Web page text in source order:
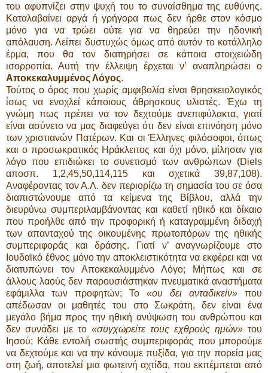
του αφυπνίζει στην ψυχή του το συναίσθημα της ευθύνης.
Καταλαβαίνει αργά ή γρήγορα πως δεν ήρθε στον κόσμο
μόνο για να τρώει ούτε για να θηρεύει την ηδονική
απόλαυση. Λείπει δυστυχώς όμως από αυτόν το κατάλληλο
έρμα, που θα τον διατηρήσει σε κάποια στοιχειώδη
ισορροπία. Αυτή την έλλειψη έρχεται ν’ αναπληρώσει ο
Αποκεκαλυμμένος Λόγος.
Τούτος ο όρος που χωρίς αμφιβολία είναι θρησκειολογικός
ίσως να ενοχλεί κάποιους άθρησκους υλιστές. Έχω τη
γνώμη πως πρέπει να τον δεχτούμε ανεπιφύλακτα, γιατί
είναι ασύνετο να μας διαφεύγει ότι δεν είναι επινόηση μόνο
των χριστιανών Πατέρων. Και οι Έλληνες φιλόσοφοι, όπως
και ο προσωκρατικός Ηράκλειτος και όχι μόνο, μίλησαν για
λόγο που επιδιώκει το συνετισμό των ανθρώπων (Diels
αποσπ. 1,2,45,50,114,115 και σχετικά 39,87,108).
Αναφέροντας τον Α.Λ. δεν περιορίζω τη σημασία του σε όσα
διαπιστώνουμε από τα κείμενα της Βίβλου, αλλά την
διευρύνω συμπεριλαμβάνοντας και καθετί ηθικό και δίκαιο
που προήλθε από την προφορική ή καταγραμμένη διδαχή
των απανταχού της οικουμένης πρωτοπόρων της ηθικής
συμπεριφοράς και δράσης. Γιατί ν’ αναγνωρίζουμε στο
Ιουδαϊκό έθνος μόνο την αποκλειστικότητα να εκφέρει και να
διατυπώνει τον Αποκεκαλυμμένο Λόγο; Μήπως και σε
άλλους λαούς δεν παρουσιάστηκαν πνευματικά αναστήματα
εφάμιλλα των προφητών; Το «ου δει ανταδικείν» που
απέδωσαν οι μαθητές του στο Σωκράτη, δεν είναι ένα
μεγάλο βήμα προς την ηθική ανύψωση του ανθρώπου και
δεν συνάδει με το «συγχωρείτε τους εχθρούς ημών» του
Ιησού; Κάθε εντολή σωστής συμπεριφοράς που μπορούμε
να δεχτούμε και να την κάνουμε πυξίδα, για την πορεία μας
στη ζωή, αποτελεί μια φωτεινή αχτίδα, που εκπέμπεται από